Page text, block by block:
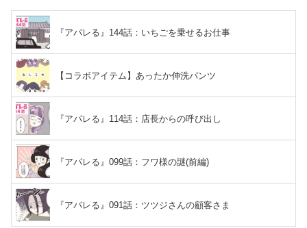
『アパレる』144話：いちごを乗せるお仕事
【コラボアイテム】あったか伸洗パンツ
『アパレる』114話：店長からの呼び出し
『アパレる』099話：フワ様の謎(前編)
『アパレる』091話：ツツジさんの顧客さま